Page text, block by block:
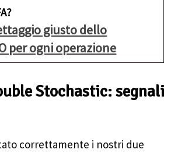
giusto dello
per ogni operazione
Stochastic: segnali
correttamente i nostri due